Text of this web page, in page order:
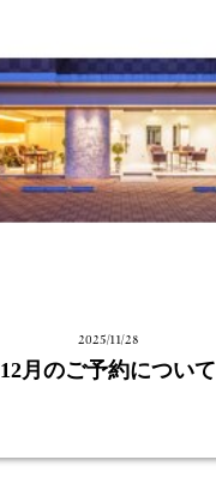
2025/11/28
12月のご予約について